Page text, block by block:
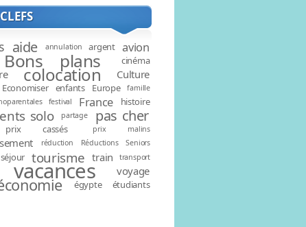
aide annulation argent avion
Bons plans cinéma
colocation Culture
Economiser enfants Europe
famille
festival France histoire
solo partage pas cher
prix cassés prix malins
réduction Réductions
Seniors
séjour tourisme train transport
vacances voyage
égypte étudiants